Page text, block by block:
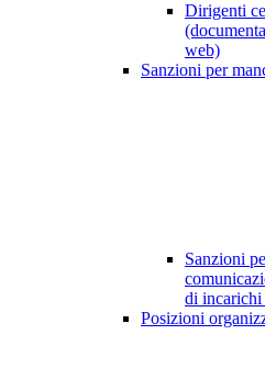
Dirigenti
web)
Sanzioni per
Sanzioni
di
Posizioni